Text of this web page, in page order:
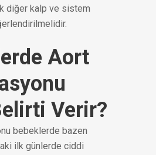
diğer kalp ve sistem
Aort
Verir?
bebeklerde bazen
ilk günlerde ciddi